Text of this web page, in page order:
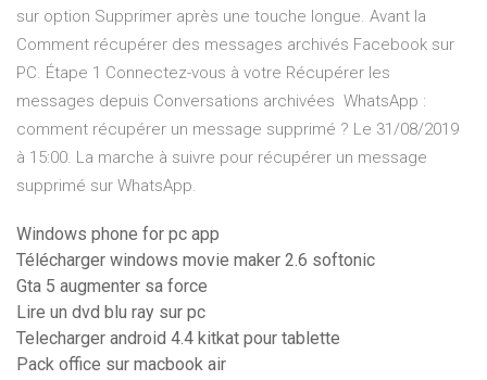
sur option Supprimer après une touche longue. Avant la
Comment récupérer des messages archivés Facebook sur
PC. Étape 1 Connectez-vous à votre Récupérer les
messages depuis Conversations archivées WhatsApp :
comment récupérer un message supprimé ? Le 31/08/2019
à 15:00. La marche à suivre pour récupérer un message
supprimé sur WhatsApp.
Windows phone for pc app
Télécharger windows movie maker 2.6 softonic
Gta 5 augmenter sa force
Lire un dvd blu ray sur pc
Telecharger android 4.4 kitkat pour tablette
Pack office sur macbook air